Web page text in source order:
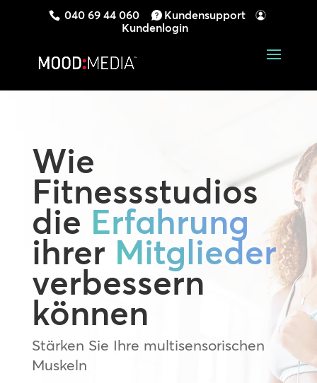
040 69 44 060
Kundensupport
Kundenlogin
Wie
Fitnessstudios
die Erfahrung
ihrer Mitglieder
verbessern
können
Stärken Sie Ihre multisensorischen
Muskeln